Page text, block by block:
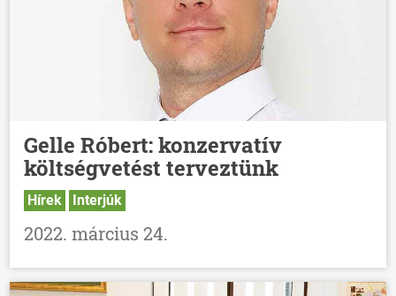
ÖNKORMÁNYZAT
KÖZÖSSÉG
Gelle Róbert: konzervatív
költségvetést terveztünk
Hírek Interjúk
2022. március 24.